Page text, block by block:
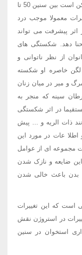
که تحمل وزن بدن را نیز ندارند این اتفاق ممکن است بین سنین 50 تا
معمولا موجب درد
پیشرفت می تواند
دهد. شکستگی های
از نظر ناتوانی و
خاصره او شکسته
مرگ و میر در میان زنان
سینه که منجر به
در اثر شکستگی
ذات الریه و ... پیش
اطلا عات در مورد این
مجموعه ای از عوامل
ضایعه و نازک شدن
بدن باعث خالی شدن
است که این تغییرات
در استروژن نقش
استخوان در سنین